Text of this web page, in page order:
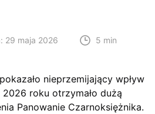
29 maja 2026 5 min
nieprzemijający wpływ
roku otrzymało dużą
Panowanie Czarnoksiężnika.